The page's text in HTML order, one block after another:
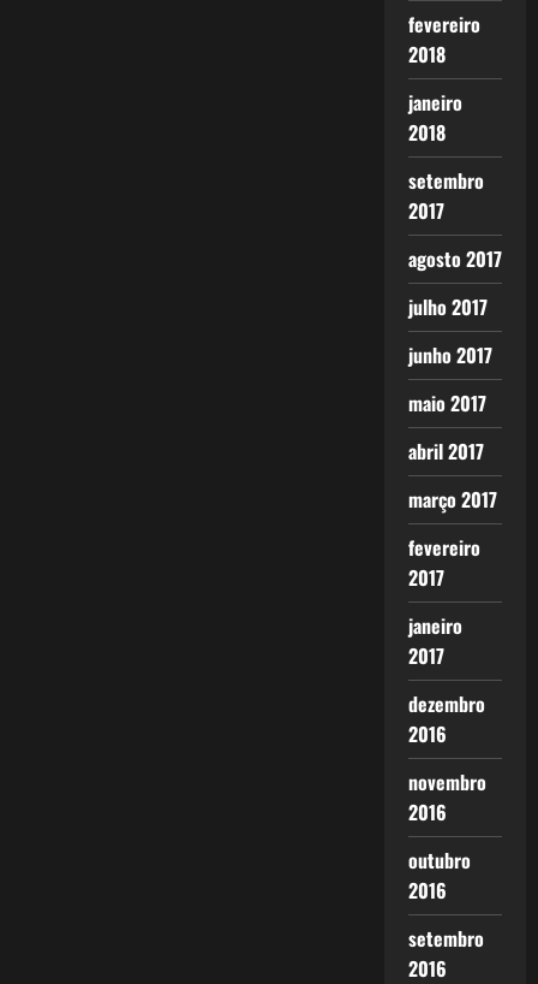
fevereiro
2018
janeiro
2018
setembro
2017
agosto 2017
julho 2017
junho 2017
maio 2017
abril 2017
março 2017
fevereiro
2017
janeiro
2017
dezembro
2016
novembro
2016
outubro
2016
setembro
2016